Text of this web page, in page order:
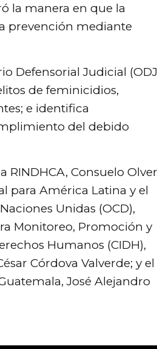
la manera en que la
prevención mediante
Defensorial Judicial
de feminicidios,
e identifica
del debido
Consuelo
para América Latina y el
Unidas (OCD),
Monitoreo, Promoción y
Humanos (CIDH),
Córdova Valverde; y el
José Alejandro